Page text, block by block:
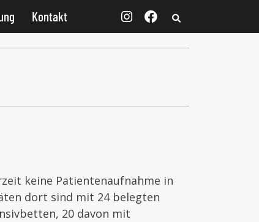
Kontakt
keine Patientenaufnahme in
dort sind mit 24 belegten
20 davon mit